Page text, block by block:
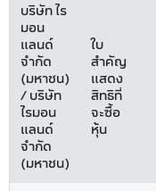
บริษัท ไร
มอน
แลนด์
จำกัด
(มหาชน)
/ บริษัท
ไรมอน
แลนด์
จำกัด
(มหาชน)
ใบ
สำคัญ
แสดง
สิทธิที่
จะซื้อ
หุ้น